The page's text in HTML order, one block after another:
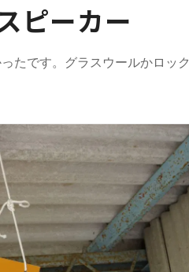
ピーカー
たです。グラスウールかロック